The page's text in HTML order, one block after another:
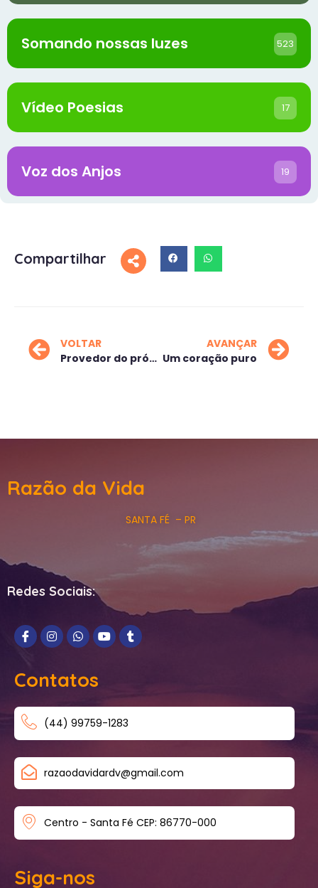
Somando nossas luzes 523
Vídeo Poesias 17
Voz dos Anjos 19
Compartilhar
VOLTAR
Provedor do próprio alimento!
AVANÇAR
Um coração puro
Razão da Vida
SANTA FÉ – PR
Redes Sociais:
Contatos
(44) 99759-1283
razaodavidardv@gmail.com
Centro - Santa Fé CEP: 86770-000
Siga-nos